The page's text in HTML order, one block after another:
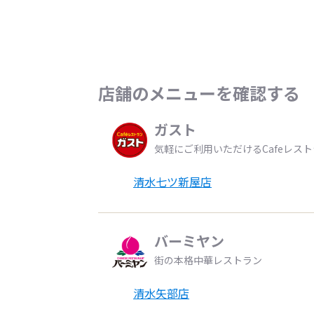
店舗のメニューを確認する
ガスト
気軽にご利用いただけるCafeレス
清水七ツ新屋店
バーミヤン
街の本格中華レストラン
清水矢部店